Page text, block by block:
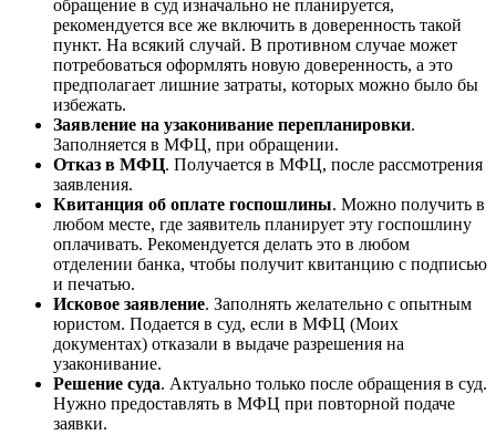
обращение в суд изначально не планируется,
рекомендуется все же включить в доверенность такой
пункт. На всякий случай. В противном случае может
потребоваться оформлять новую доверенность, а это
предполагает лишние затраты, которых можно было бы
избежать.
Заявление на узаконивание перепланировки.
Заполняется в МФЦ, при обращении.
Отказ в МФЦ. Получается в МФЦ, после рассмотрения
заявления.
Квитанция об оплате госпошлины. Можно получить в
любом месте, где заявитель планирует эту госпошлину
оплачивать. Рекомендуется делать это в любом
отделении банка, чтобы получит квитанцию с подписью
и печатью.
Исковое заявление. Заполнять желательно с опытным
юристом. Подается в суд, если в МФЦ (Моих
документах) отказали в выдаче разрешения на
узаконивание.
Решение суда. Актуально только после обращения в суд.
Нужно предоставлять в МФЦ при повторной подаче
заявки.